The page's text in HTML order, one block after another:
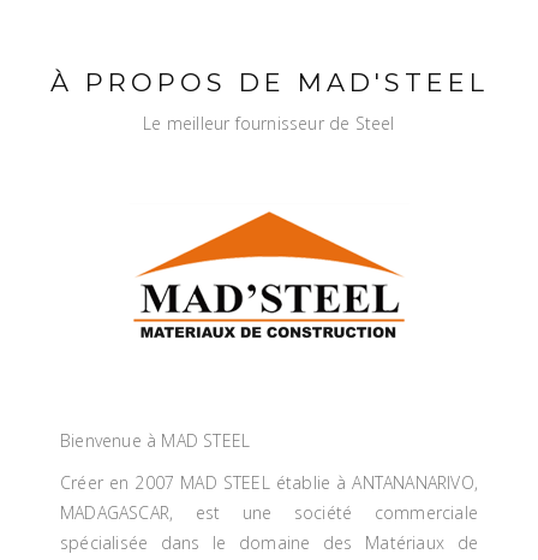
À PROPOS DE MAD'STEEL
Le meilleur fournisseur de Steel
Bienvenue à MAD STEEL
Créer en 2007 MAD STEEL établie à ANTANANARIVO,
MADAGASCAR, est une société commerciale
spécialisée dans le domaine des Matériaux de